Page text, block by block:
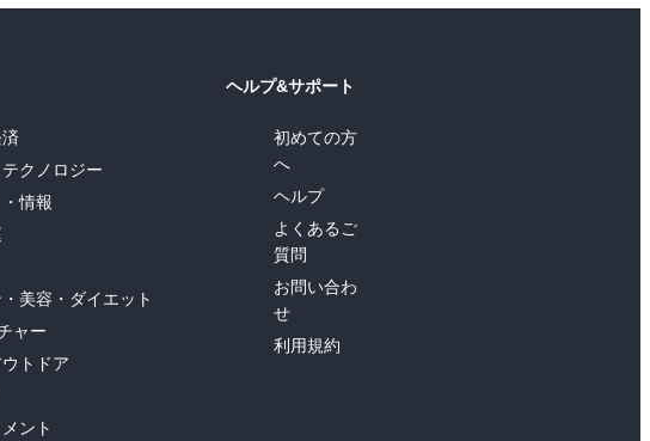
クノロジー
情報
美容・ダイエット
ャー
トドア
ント
ヘルプ&サポート
初めての方
へ
ヘルプ
よくあるご
質問
お問い合わ
せ
利用規約